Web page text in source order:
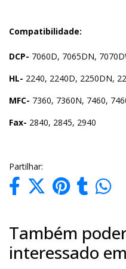
Compatibilidade:
DCP- 7060D, 7065DN,
HL- 2240, 2240D, 2250DN,
MFC- 7360, 7360N, 7460,
Fax- 2840, 2845, 2940
Partilhar:
Também
interessado